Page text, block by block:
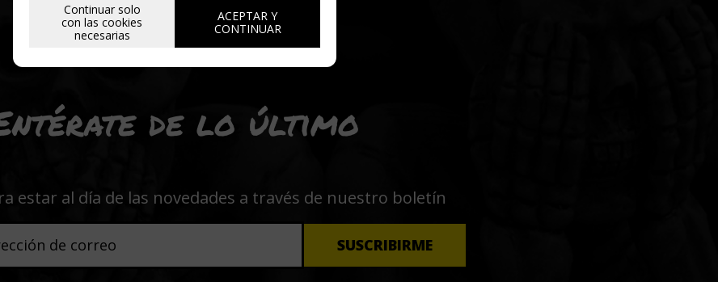
de lo último
estar al día de las novedades a través de nuestro boletín
Continuar solo
con las cookies
necesarias
ACEPTAR Y
CONTINUAR